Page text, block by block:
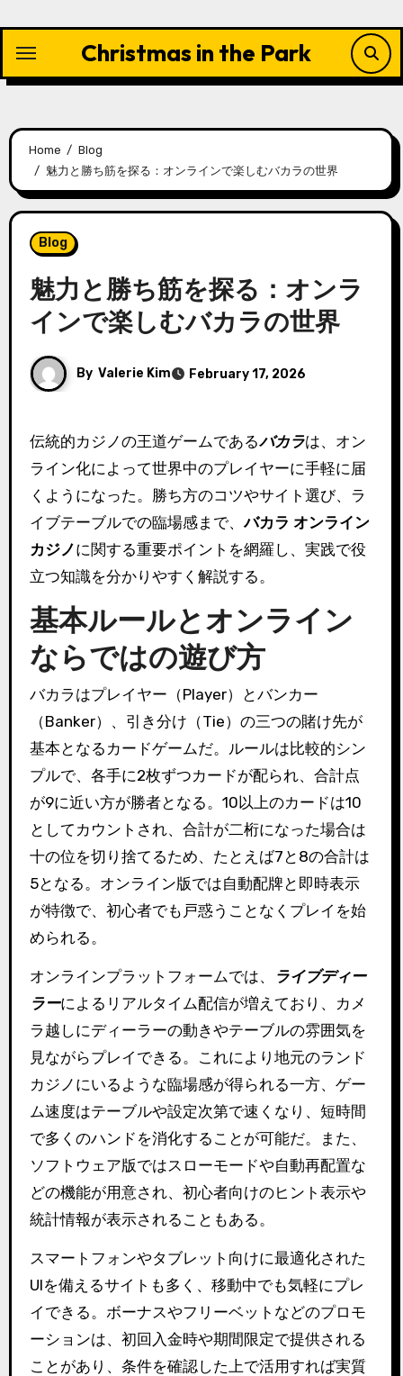
content
Christmas in the Park
Home
Blog
魅力と勝ち筋を探る：オンラインで楽しむバカラの世界
Blog
魅力と勝ち筋を探る：オンラ
インで楽しむバカラの世界
By Valerie Kim February 17, 2026
伝統的カジノの王道ゲームであるバカラは、オン
ライン化によって世界中のプレイヤーに手軽に届
くようになった。勝ち方のコツやサイト選び、ラ
イブテーブルでの臨場感まで、バカラ オンライン
カジノに関する重要ポイントを網羅し、実践で役
立つ知識を分かりやすく解説する。
基本ルールとオンライン
ならではの遊び方
バカラはプレイヤー（Player）とバンカー
（Banker）、引き分け（Tie）の三つの賭け先が
基本となるカードゲームだ。ルールは比較的シン
プルで、各手に2枚ずつカードが配られ、合計点
が9に近い方が勝者となる。10以上のカードは10
としてカウントされ、合計が二桁になった場合は
十の位を切り捨てるため、たとえば7と8の合計は
5となる。オンライン版では自動配牌と即時表示
が特徴で、初心者でも戸惑うことなくプレイを始
められる。
オンラインプラットフォームでは、
ライブディー
ラーによるリアルタイム配信が増えており、カメ
ラ越しにディーラーの動きやテーブルの雰囲気を
見ながらプレイできる。これにより地元のランド
カジノにいるような臨場感が得られる一方、ゲー
ム速度はテーブルや設定次第で速くなり、短時間
で多くのハンドを消化することが可能だ。また、
ソフトウェア版ではスローモードや自動再配置な
どの機能が用意され、初心者向けのヒント表示や
統計情報が表示されることもある。
スマートフォンやタブレット向けに最適化された
UIを備えるサイトも多く、移動中でも気軽にプレ
イできる。ボーナスやフリーベットなどのプロモ
ーションは、初回入金時や期間限定で提供される
ことがあり、条件を確認した上で活用すれば実質